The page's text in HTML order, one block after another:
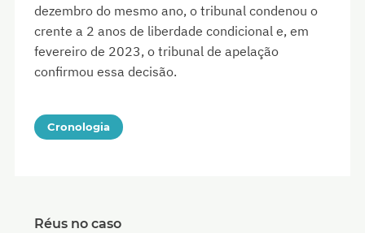
dezembro do mesmo ano, o tribunal condenou o
crente a 2 anos de liberdade condicional e, em
fevereiro de 2023, o tribunal de apelação
confirmou essa decisão.
Cronologia
Réus no caso